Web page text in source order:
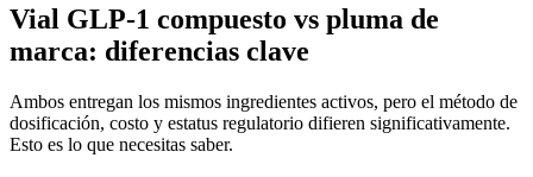
Vial GLP-1 compuesto vs pluma de
marca: diferencias clave
Ambos entregan los mismos ingredientes activos, pero el método de
dosificación, costo y estatus regulatorio difieren significativamente.
Esto es lo que necesitas saber.